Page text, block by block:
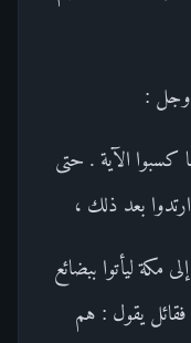
وجل :
كسبوا الآية . حتى
بعد ذلك ،
مكة ليأتوا ببضائع
فقائل يقول : هم